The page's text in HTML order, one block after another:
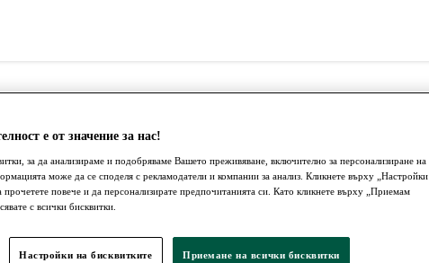
е от значение за нас!
за да анализираме и подобряваме Вашето преживяване, включително за персонализиране на
може да се споделя с рекламодатели и компании за анализ. Кликнете върху „Настройки
прочетете повече и да персонализирате предпочитанията си. Като кликнете върху „Приемам
с всички бисквитки.
Настройки на бисквитките Приемане на всички бисквитки